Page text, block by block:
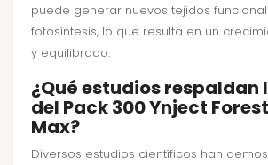
puede generar nuevos tejidos
fotosíntesis, lo que resulta en un
y equilibrado.
¿Qué estudios
del Pack 300 Ynject
Max?
Diversos estudios científicos han